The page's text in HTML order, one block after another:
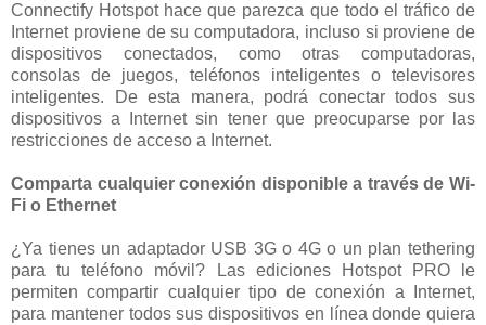
Connectify Hotspot hace que parezca que todo el tráfico de
Internet proviene de su computadora, incluso si proviene de
dispositivos conectados, como otras computadoras,
consolas de juegos, teléfonos inteligentes o televisores
inteligentes. De esta manera, podrá conectar todos sus
dispositivos a Internet sin tener que preocuparse por las
restricciones de acceso a Internet.
Comparta cualquier conexión disponible a través de Wi-
Fi o Ethernet
¿Ya tienes un adaptador USB 3G o 4G o un plan tethering
para tu teléfono móvil? Las ediciones Hotspot PRO le
permiten compartir cualquier tipo de conexión a Internet,
para mantener todos sus dispositivos en línea donde quiera